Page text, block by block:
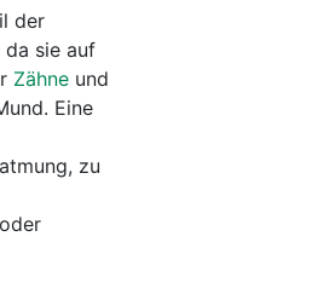
der
da sie auf
Zähne und
Eine
zu